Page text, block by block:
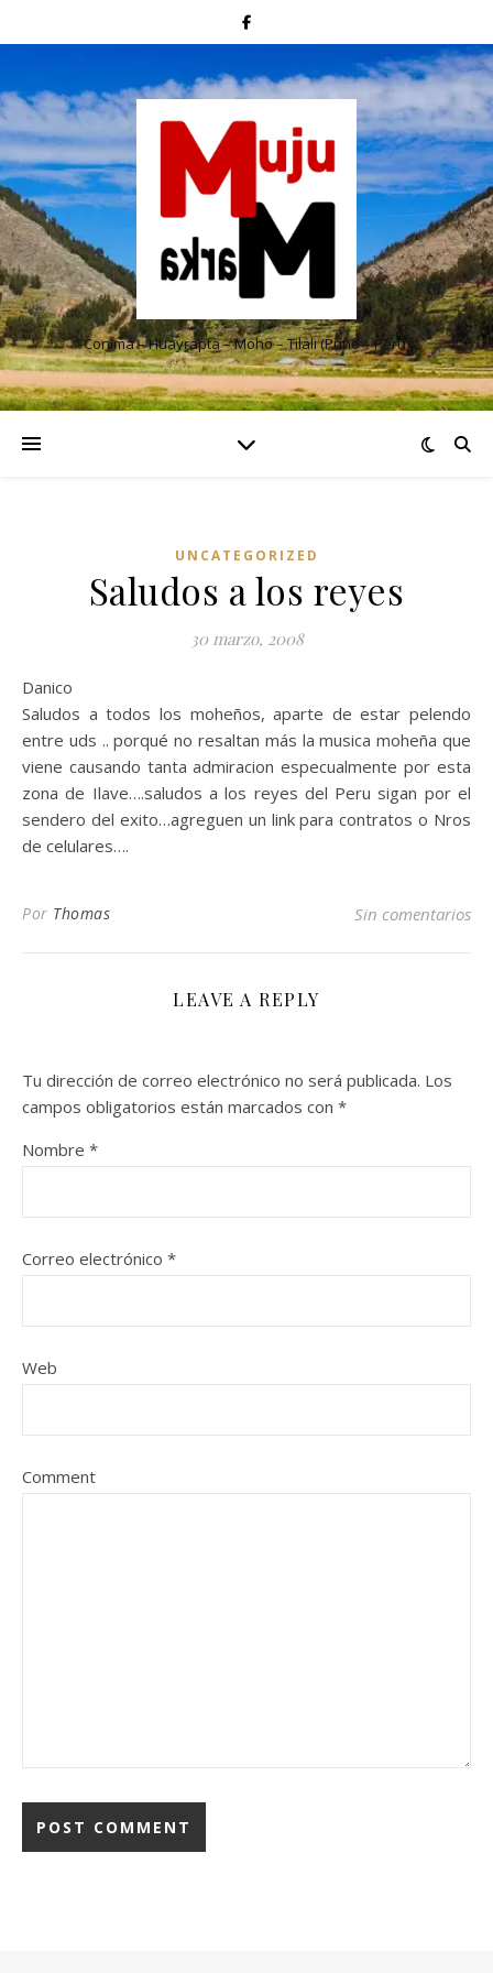
Conima – Huayrapta – Moho – Tilali (Puno – Perú)
UNCATEGORIZED
Saludos a los reyes
30 marzo, 2008
Danico
Saludos a todos los moheños, aparte de estar pelendo
entre uds .. porqué no resaltan más la musica moheña que
viene causando tanta admiracion especualmente por esta
zona de Ilave….saludos a los reyes del Peru sigan por el
sendero del exito…agreguen un link para contratos o Nros
de celulares….
Por Thomas Sin comentarios
LEAVE A REPLY
Tu dirección de correo electrónico no será publicada. Los
campos obligatorios están marcados con *
Nombre *
Correo electrónico *
Web
Comment